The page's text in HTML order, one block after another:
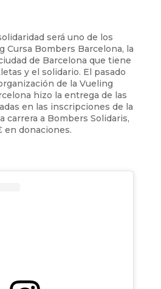
será uno de los
Cursa Bombers Barcelona, ​​la
de Barcelona que tiene
y el solidario. El pasado
de la Vueling
hizo la entrega de las
en las inscripciones de la
carrera a Bombers Solidaris,
en donaciones.